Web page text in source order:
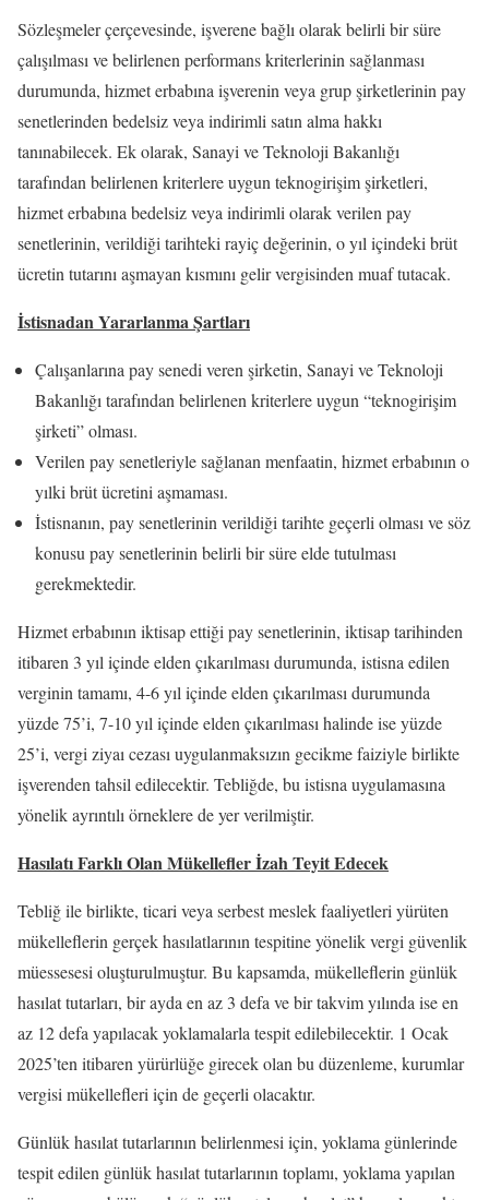
Sözleşmeler çerçevesinde, işverene bağlı olarak belirli bir süre
çalışılması ve belirlenen performans kriterlerinin sağlanması
durumunda, hizmet erbabına işverenin veya grup şirketlerinin pay
senetlerinden bedelsiz veya indirimli satın alma hakkı
tanınabilecek. Ek olarak, Sanayi ve Teknoloji Bakanlığı
tarafından belirlenen kriterlere uygun teknogirişim şirketleri,
hizmet erbabına bedelsiz veya indirimli olarak verilen pay
senetlerinin, verildiği tarihteki rayiç değerinin, o yıl içindeki brüt
ücretin tutarını aşmayan kısmını gelir vergisinden muaf tutacak.
İstisnadan Yararlanma Şartları
Çalışanlarına pay senedi veren şirketin, Sanayi ve Teknoloji
Bakanlığı tarafından belirlenen kriterlere uygun “teknogirişim
şirketi” olması.
Verilen pay senetleriyle sağlanan menfaatin, hizmet erbabının o
yılki brüt ücretini aşmaması.
İstisnanın, pay senetlerinin verildiği tarihte geçerli olması ve söz
konusu pay senetlerinin belirli bir süre elde tutulması
gerekmektedir.
Hizmet erbabının iktisap ettiği pay senetlerinin, iktisap tarihinden
itibaren 3 yıl içinde elden çıkarılması durumunda, istisna edilen
verginin tamamı, 4-6 yıl içinde elden çıkarılması durumunda
yüzde 75’i, 7-10 yıl içinde elden çıkarılması halinde ise yüzde
25’i, vergi ziyaı cezası uygulanmaksızın gecikme faiziyle birlikte
işverenden tahsil edilecektir. Tebliğde, bu istisna uygulamasına
yönelik ayrıntılı örneklere de yer verilmiştir.
Hasılatı Farklı Olan Mükellefler İzah Teyit Edecek
Tebliğ ile birlikte, ticari veya serbest meslek faaliyetleri yürüten
mükelleflerin gerçek hasılatlarının tespitine yönelik vergi güvenlik
müessesesi oluşturulmuştur. Bu kapsamda, mükelleflerin günlük
hasılat tutarları, bir ayda en az 3 defa ve bir takvim yılında ise en
az 12 defa yapılacak yoklamalarla tespit edilebilecektir. 1 Ocak
2025’ten itibaren yürürlüğe girecek olan bu düzenleme, kurumlar
vergisi mükellefleri için de geçerli olacaktır.
Günlük hasılat tutarlarının belirlenmesi için, yoklama günlerinde
tespit edilen günlük hasılat tutarlarının toplamı, yoklama yapılan